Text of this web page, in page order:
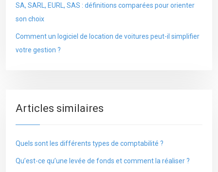
SA, SARL, EURL, SAS : définitions comparées pour orienter
son choix
Comment un logiciel de location de voitures peut-il simplifier
votre gestion ?
Articles similaires
Quels sont les différents types de comptabilité ?
Qu’est-ce qu’une levée de fonds et comment la réaliser ?